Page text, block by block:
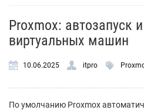
Proxmox: автозапуск
виртуальных машин
10.06.2025 itpro
По умолчанию Proxmox